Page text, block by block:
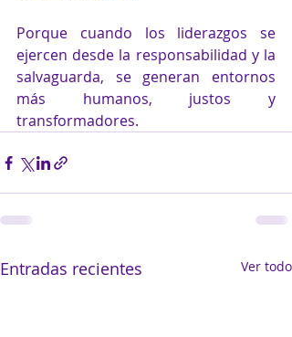
Porque cuando los liderazgos se
ejercen desde la responsabilidad y la
salvaguarda, se generan entornos
más humanos, justos y
transformadores.
Entradas recientes Ver todo